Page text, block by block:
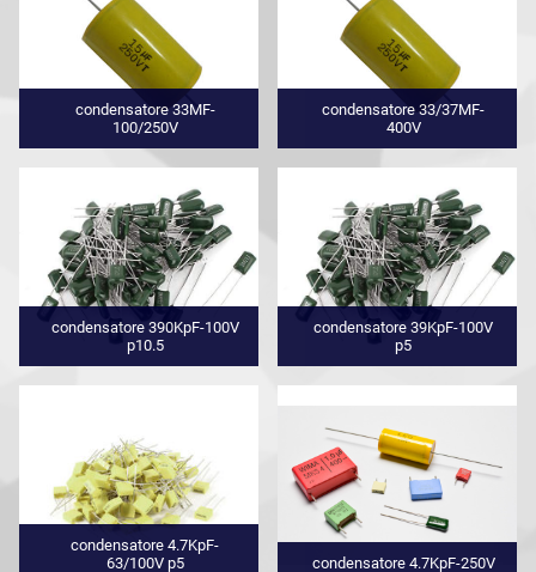
condensatore 33MF-
100/250V
condensatore 33/37MF-
400V
condensatore 390KpF-100V
p10.5
condensatore 39KpF-100V
p5
condensatore 4.7KpF-
63/100V p5
condensatore 4.7KpF-250V